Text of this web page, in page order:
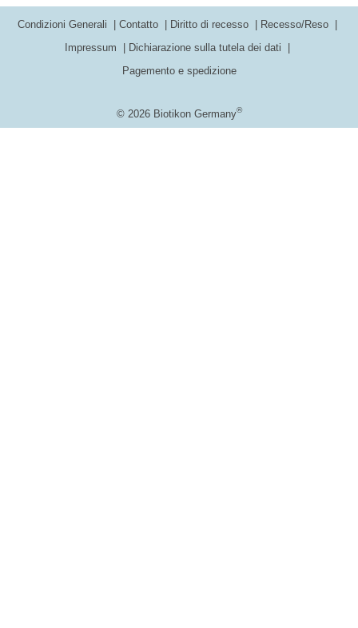
© 2026 Biotikon Germany®
Condizioni Generali Contatto Diritto di recesso
Recesso/Reso
Impressum
Dichiarazione sulla tutela dei dati
Pagemento e spedizione